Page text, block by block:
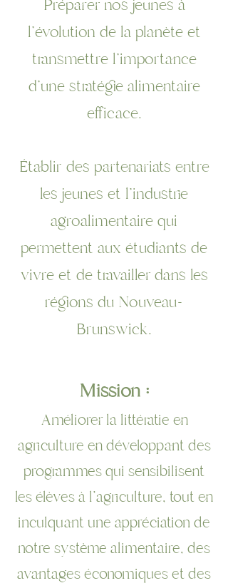
Préparer nos jeunes à
l'évolution de la planète et
transmettre l'importance
d'une stratégie alimentaire
efficace.
Établir des partenariats entre
les jeunes et l'industrie
agroalimentaire qui
permettent aux étudiants de
vivre et de travailler dans les
régions du Nouveau-
Brunswick.
Mission :
Améliorer la littératie en
agriculture en développant des
programmes qui sensibilisent
les élèves à l'agriculture, tout en
inculquant une appréciation de
notre système alimentaire, des
avantages économiques et des